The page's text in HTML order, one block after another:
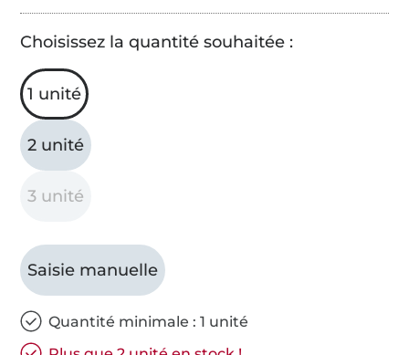
Choisissez la quantité souhaitée :
1 unité
2 unité
3 unité
Saisie manuelle
Quantité minimale : 1 unité